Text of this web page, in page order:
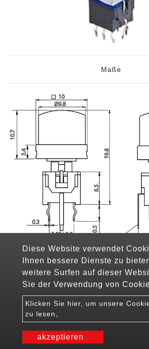
Maße
PCB-Layout
Diese Website verwendet
Ihnen bessere Dienste zu
weitere Surfen auf dieser
Sie der Verwendung von
Klicken Sie hier, um unsere
zu lesen。
akzeptieren